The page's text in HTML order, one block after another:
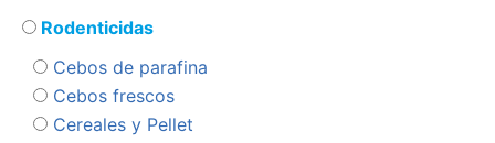
Rodenticidas
Cebos de parafina
Cebos frescos
Cereales y Pellet